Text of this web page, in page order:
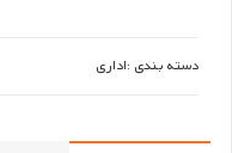
دسته بندی :اداری